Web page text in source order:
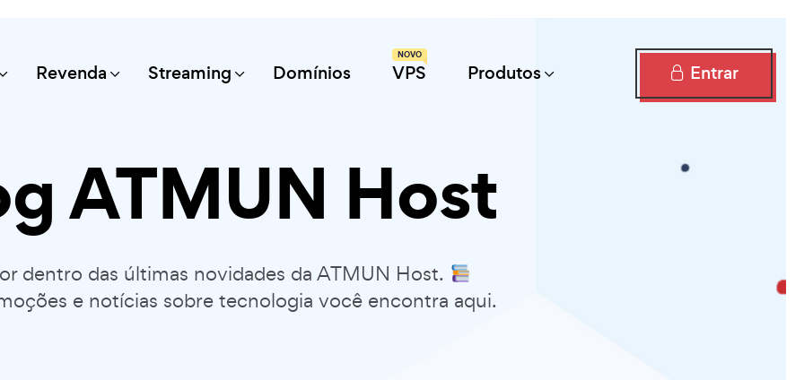
Entrar
Revenda Streaming Domínios VPS
NOVO
Produtos
ATMUN Host
dentro das últimas novidades da ATMUN Host.
e notícias sobre tecnologia você encontra aqui.